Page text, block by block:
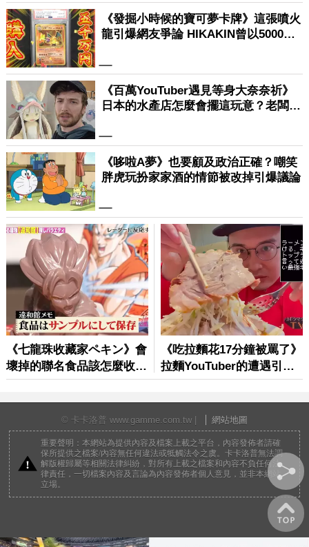
© 卡卡洛普 www.gamme.com.tw | 網站地圖
重要聲明：本網站為提供內容及檔案上載之平台，內容發佈者請確
保所提供之檔案/內容無任何違法或牴觸法令之虞。卡卡洛普無法調
解版權歸屬等相關法律糾紛，對所有上載之檔案和內容不負任何法
律責任，一切檔案內容及言論為內容發佈者個人意見，並非本網站
立場。